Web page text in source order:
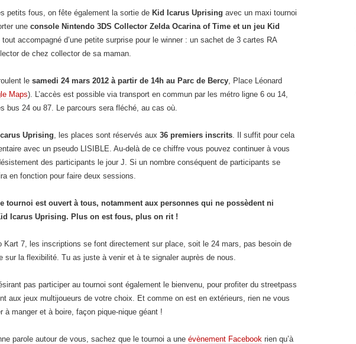
petits fous, on fête également la sortie de Kid Icarus Uprising avec un maxi tournoi
une console Nintendo 3DS Collector Zelda Ocarina of Time et un jeu Kid
tout accompagné d’une petite surprise pour le winner : un sachet de 3 cartes RA
de chez collector de sa maman.
le samedi 24 mars 2012 à partir de 14h au Parc de Bercy, Place Léonard
Maps). L’accès est possible via transport en commun par les métro ligne 6 ou 14,
bus 24 ou 87. Le parcours sera fléché, au cas où.
Uprising, les places sont réservés aux 36 premiers inscrits. Il suffit pour cela
avec un pseudo LISIBLE. Au-delà de ce chiffre vous pouvez continuer à vous
des participants le jour J. Si un nombre conséquent de participants se
en fonction pour faire deux sessions.
tournoi est ouvert à tous, notamment aux personnes qui ne possèdent ni
Icarus Uprising. Plus on est fous, plus on rit !
Kart 7, les inscriptions se font directement sur place, soit le 24 mars, pas besoin de
sur la flexibilité. Tu as juste à venir et à te signaler auprès de nous.
pas participer au tournoi sont également le bienvenu, pour profiter du streetpass
aux jeux multijoueurs de votre choix. Et comme on est en extérieurs, rien ne vous
à manger et à boire, façon pique-nique géant !
parole autour de vous, sachez que le tournoi a une évènement Facebook rien qu’à